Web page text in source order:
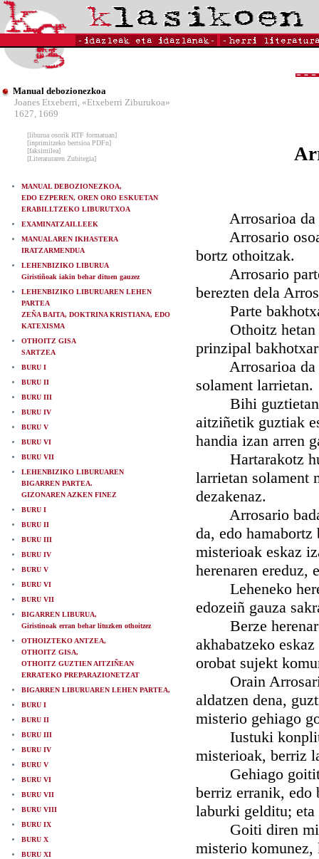
Manual debozionezkoa
Joanes Etxeberri, «Etxeberri Ziburukoa»
1627, 1669
[liburua osorik RTF formatuan]
[inprimitzeko bertsioa PDFn]
[faksimilea]
[Literaturaren Zubitegia]
MANUAL DEBOZIONEZKOA,
EDO EZPEREN, OREN ORO ESKUETAN
ERABILLTZEKO LIBURUTXOA
EXAMINATZAILLEEK
MANUALAREN IKHASTERA
IRATZARMENDUA
LEHENBIZIKO LIBURUA
Giristiñoak iakin behar dituen gauzez
LEHENBIZIKO LIBURUAREN LEHEN
PARTEA
ZEÑA BAITA, DOKTRINA KRISTIANA, EDO
KATEXISMA
OTHOITZ GISA
SARTZEA
BURU I
BURU II
BURU III
BURU IV
BURU V
BURU VI
BURU VII
LEHENBIZIKO LIBURUAREN
BIGARREN PARTEA.
GIZONAREN AZKEN FINEZ
BURU I
BURU II
BURU III
BURU IV
BURU V
BURU VI
BURU VII
BIGARREN LIBURUA,
Giristinoak erran behar lituzken othoitzez
OTHOIZTEKO ANTZEA,
OTHOITZ GISA,
OTHOITZ GUZTIEN AITZIÑEAN
ERRATEKO PREPARAZIONETZAT
BIGARREN LIBURUAREN LEHEN PARTEA,
BURU I
BURU II
BURU III
BURU IV
BURU V
BURU VI
BURU VII
BURU VIII
BURU IX
BURU X
BURU XI
Arrosarioa da
Arrosario osoa
bortz othoitzak.
Arrosario partea
berezten dela
Parte
Othoitz hetan
prinzipal
Arrosarioa da
solament larrietan.
Bihi guztietan
aitziñetik guztiak
handia izan arren
Hartarakotz
larrietan solament
dezakenaz.
Arrosario bada
da, edo
misterioak eskaz
herenaren ereduz,
Leheneko
edozeiñ gauza
Berze
akhabatzeko
orobat sujekt
Orain Arrosario
aldatzen dena,
misterio gehiago
Iustuki
misterioak, berriz
Gehiago
berriz erranik, edo
laburki gelditu; eta
Goiti diren
misterio komunez,